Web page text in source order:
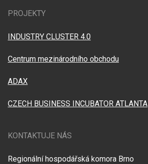
PROJEKTY
INDUSTRY CLUSTER 4.0
Centrum mezinárodního obchodu
ADAX
CZECH BUSINESS INCUBATOR ATLANTA
KONTAKTUJE NÁS
Regionální hospodářská komora Brno